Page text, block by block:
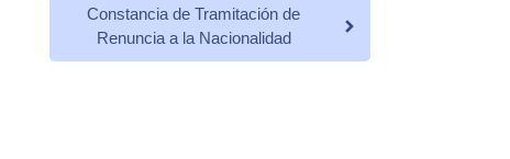
Constancia de Tramitación de
Renuncia a la Nacionalidad